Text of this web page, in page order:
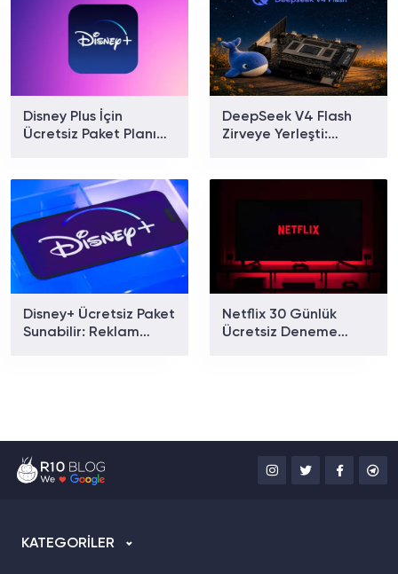
Disney Plus İçin
Ücretsiz Paket Planı
DeepSeek V4 Flash
Zirveye Yerleşti:
Disney+ Ücretsiz Paket
Sunabilir: Reklam
Netflix 30 Günlük
Ücretsiz Deneme
KATEGORİLER